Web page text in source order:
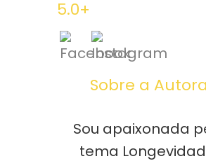
5.0+
Sobre a Autora
Sou apaixonada
tema